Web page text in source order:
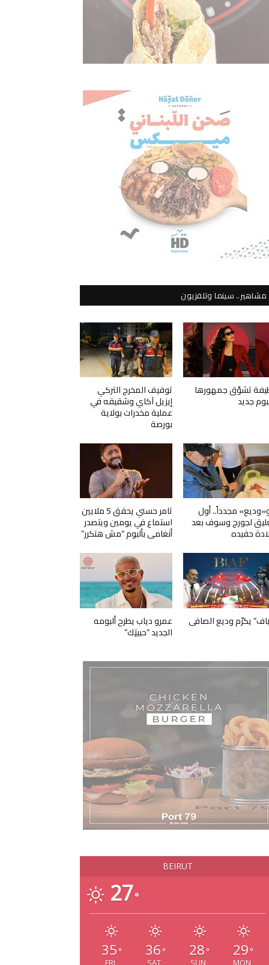
مشاهير.. سينما وتلفزيون
تشوّق جمهورها
جديد
توقيف المخرج التركي
إيزيل آكاي وشقيقه في
عملية مخدرات بولاية
بورصة
مجدداً.. أول
لجورج وسوف بعد
حفيده
تامر حسني يحقق 5 ملايين
استماع في يومين ويتصدر
أنغامي بألبوم “مش هتكرر”
يكرّم وديع الصافي عمرو دياب يطرح ألبومه
الجديد “حبيتِك”
BEIRUT
27°
35 °
FRI
36 °
SAT
28 °
SUN
29 °
MON